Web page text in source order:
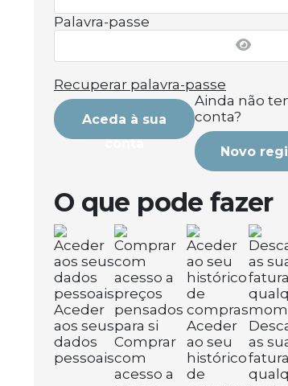
Palavra-passe
Recuperar palavra-passe
Aceda à sua
conta
Ainda não
conta?
Novo
O que pode fazer
Aceder
aos seus
dados
pessoais
Comprar
com
acesso a
Aceder
ao seu
histórico
de
as